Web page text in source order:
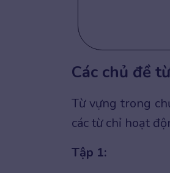
Các chủ đề
Từ vựng trong
các từ chỉ hoạt
Tập 1: